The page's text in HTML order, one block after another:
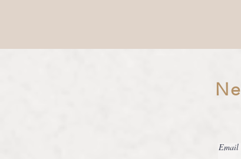
Email